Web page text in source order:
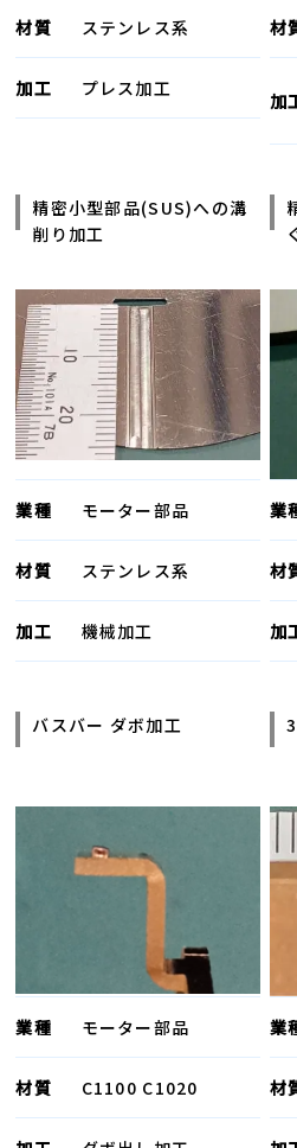
材質 ステンレス系
加工 プレス加工
材
加
精密小型部品(SUS)への溝
削り加工
業種 モーター部品
材質 ステンレス系
加工 機械加工
業
材
加
バスバー ダボ加工
業種 モーター部品
材質 C1100 C1020
業
材